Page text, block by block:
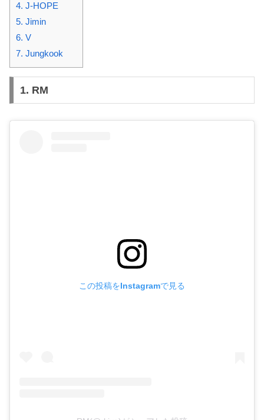
4. J-HOPE
5. Jimin
6. V
7. Jungkook
1. RM
この投稿をInstagramで見る